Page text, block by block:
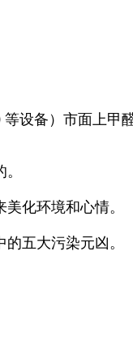
设备）市面上甲
化环境和心情。
五大污染元凶。